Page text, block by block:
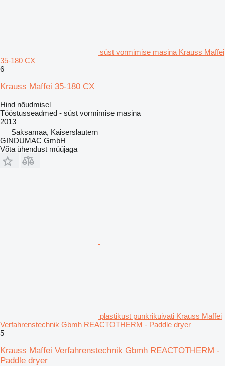
süst vormimise masina Krauss Maffei
35-180 CX
6
Krauss Maffei 35-180 CX
Hind nõudmisel
Tööstusseadmed - süst vormimise masina
2013
Saksamaa, Kaiserslautern
GINDUMAC GmbH
Võta ühendust müüjaga
plastikust punkrikuivati Krauss Maffei
Verfahrenstechnik Gbmh REACTOTHERM - Paddle dryer
5
Krauss Maffei Verfahrenstechnik Gbmh REACTOTHERM -
Paddle dryer